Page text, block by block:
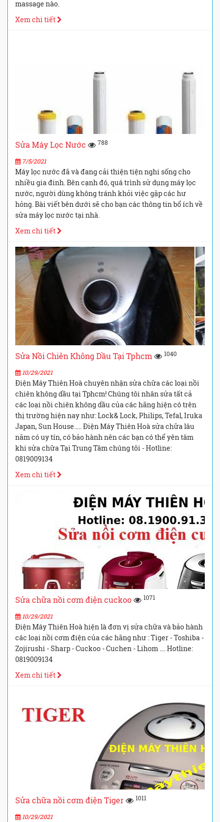
massage nào.
Xem chi tiết
Sửa Máy Lọc Nước 788
7/5/2021
Máy lọc nước đã và đang cải thiện tiện nghi sống cho
nhiều gia đinh. Bên cạnh đó, quá trình sử dụng máy lọc
nước, người dùng không tránh khỏi việc gặp các hư
hỏng. Bài viết bên dưới sẽ cho bạn các thông tin bổ ích về
sửa máy lọc nước tại nhà.
Xem chi tiết
Sửa Nồi Chiên Không Dầu Tại Tphcm 1040
10/29/2021
Điện Máy Thiên Hoà chuyên nhận sửa chữa các loại nồi
chiên không dầu tại Tphcm! Chúng tôi nhân sửa tất cả
các loại nồi chiên không dầu của các hãng hiện có trên
thị trường hiện nay như: Lock& Lock, Philips, Tefal, Iruka
Japan, Sun House….. Điện Máy Thiên Hoà sửa chữa lâu
năm có uy tín, có bảo hành nên các bạn có thể yên tâm
khi sửa chữa Tại Trung Tâm chúng tôi - Hotline:
0819009134
Xem chi tiết
Sửa chữa nồi cơm điện cuckoo 1071
10/29/2021
Điện Máy Thiên Hoà hiện là đơn vị sửa chữa và bảo hành
các loại nồi cơm điện của các hãng như : Tiger - Toshiba -
Zojirushi - Sharp - Cuckoo - Cuchen - Lihom .... Hotline:
0819009134
Xem chi tiết
Sửa chữa nồi cơm điện Tiger 1011
10/29/2021